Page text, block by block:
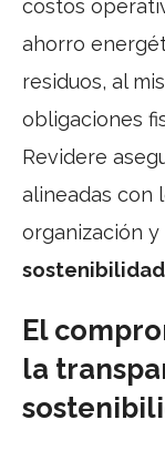
costos
ahorro
residuos, al
obligaciones
Revidere
alineadas con
organización y
El
la